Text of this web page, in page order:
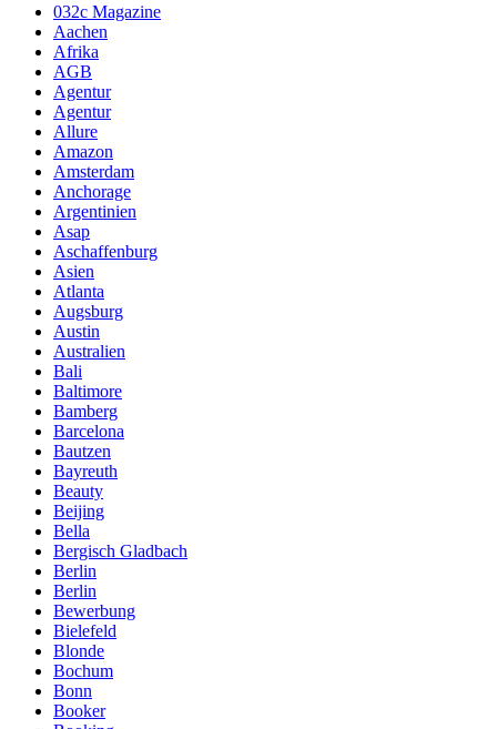
032c Magazine
Aachen
Afrika
AGB
Agentur
Agentur
Allure
Amazon
Amsterdam
Anchorage
Argentinien
Asap
Aschaffenburg
Asien
Atlanta
Augsburg
Austin
Australien
Bali
Baltimore
Bamberg
Barcelona
Bautzen
Bayreuth
Beauty
Beijing
Bella
Bergisch Gladbach
Berlin
Berlin
Bewerbung
Bielefeld
Blonde
Bochum
Bonn
Booker